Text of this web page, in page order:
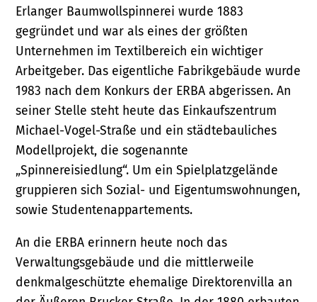
Erlanger Baumwollspinnerei wurde 1883
gegründet und war als eines der größten
Unternehmen im Textilbereich ein wichtiger
Arbeitgeber. Das eigentliche Fabrikgebäude wurde
1983 nach dem Konkurs der ERBA abgerissen. An
seiner Stelle steht heute das Einkaufszentrum
Michael-Vogel-Straße und ein städtebauliches
Modellprojekt, die sogenannte
„Spinnereisiedlung“. Um ein Spielplatzgelände
gruppieren sich Sozial- und Eigentumswohnungen,
sowie Studentenappartements.
An die ERBA erinnern heute noch das
Verwaltungsgebäude und die mittlerweile
denkmalgeschützte ehemalige Direktorenvilla an